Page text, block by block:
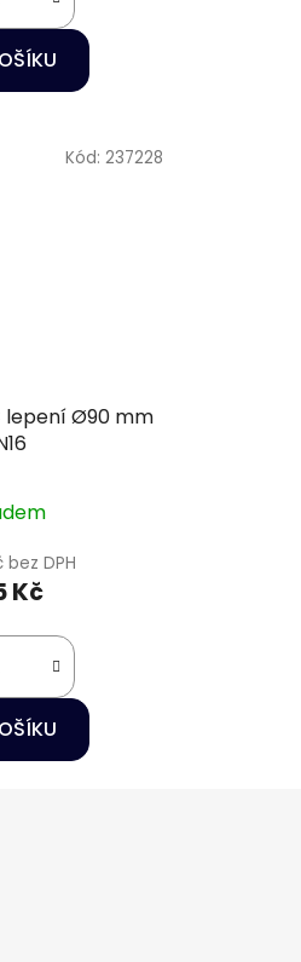
lepení Ø90 mm
bez DPH
Kč
Kód: 237228